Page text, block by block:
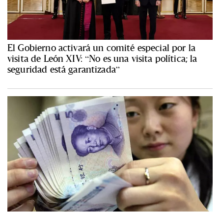
El Gobierno activará un comité especial por la
visita de León XIV: “No es una visita política; la
seguridad está garantizada”